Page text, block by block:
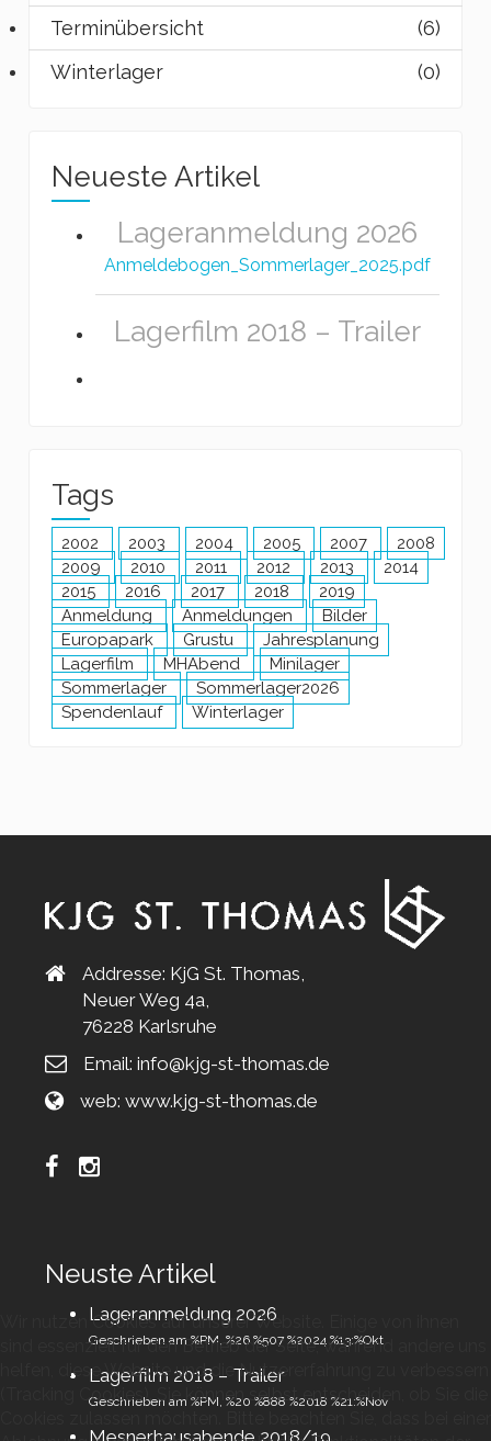
Terminübersicht
(6)
Winterlager
(0)
Neueste Artikel
Lageranmeldung 2026
Anmeldebogen_Sommerlager_2025.pdf
Lagerfilm 2018 – Trailer
Tags
2002 2003 2004 2005 2007
2008
2009
2010 2011 2012 2013
2014
2015
2016 2017 2018
2019
Anmeldung
Anmeldungen
Bilder
Europapark
Grustu
Jahresplanung
Lagerfilm
MHAbend
Minilager
Sommerlager
Sommerlager2026
Spendenlauf
Winterlager
Addresse: KjG St. Thomas,
Neuer Weg 4a,
76228 Karlsruhe
Email:info@kjg-st-thomas.de
web:www.kjg-st-thomas.de
Neuste Artikel
Lageranmeldung 2026
Geschrieben am %PM, %26 %507 %2024 %13:%Okt
Lagerfilm 2018 – Trailer
Geschrieben am %PM, %20 %888 %2018 %21:%Nov
Mesnerhausabende 2018/19
Wir nutzen Cookies auf unserer Website. Einige von ihnen
sind essenziell für den Betrieb der Seite, während andere uns
helfen, diese Website und die Nutzererfahrung zu verbessern
(Tracking Cookies). Sie können selbst entscheiden, ob Sie die